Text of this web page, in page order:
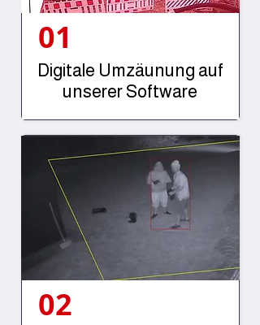
01
Digitale Umzäunung auf
unserer Software
02